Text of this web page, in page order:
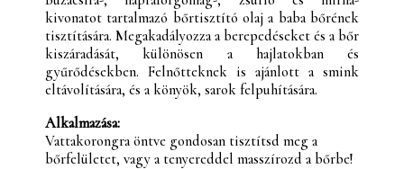
kivonatot tartalmazó bőrtisztító olaj a baba bőrének
tisztítására. Megakadályozza a berepedéseket és a bőr
kiszáradását, különösen a hajlatokban és
gyűrődésekben. Felnőtteknek is ajánlott a smink
eltávolítására, és a könyök, sarok felpuhítására.
Alkalmazása:
Vattakorongra öntve gondosan tisztítsd meg a
bőrfelületet, vagy a tenyereddel masszírozd a bőrbe!